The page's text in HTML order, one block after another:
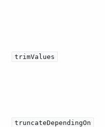
trimValues
truncateDependingOn